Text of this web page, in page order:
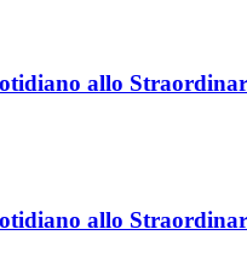
allo
allo